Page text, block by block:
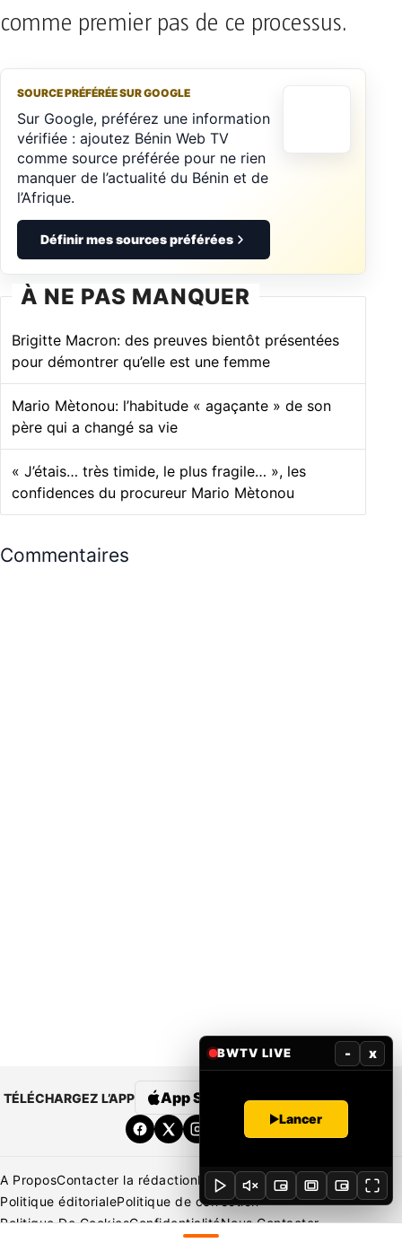
comme premier pas de ce processus.
SOURCE PRÉFÉRÉE SUR GOOGLE
Sur Google, préférez une information
vérifiée : ajoutez Bénin Web TV
comme source préférée pour ne rien
manquer de l’actualité du Bénin et de
l’Afrique.
Définir mes sources préférées
À NE PAS MANQUER
Brigitte Macron: des preuves bientôt présentées
pour démontrer qu’elle est une femme
Mario Mètonou: l’habitude « agaçante » de son
père qui a changé sa vie
« J’étais… très timide, le plus fragile… », les
confidences du procureur Mario Mètonou
Commentaires
TÉLÉCHARGEZ L’APP App Store Google Play
A ProposContacter la rédactionRédaction
Mentions légales
Politique éditorialePolitique de correction
Politique De CookiesConfidentialitéNous Contacter
BWTV LIVE - x
Lancer